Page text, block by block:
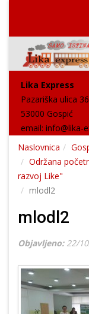
Lika Express
Pazariška ulica 36
53000 Gospić
email: info@lika-
Naslovnica
Održana
razvoj Like"
mlodl2
mlodl2
Objavljeno: 22/